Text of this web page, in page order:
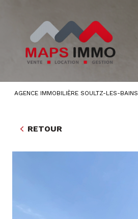
AGENCE IMMOBILIÈRE SOULTZ-LES-BAINS
RETOUR